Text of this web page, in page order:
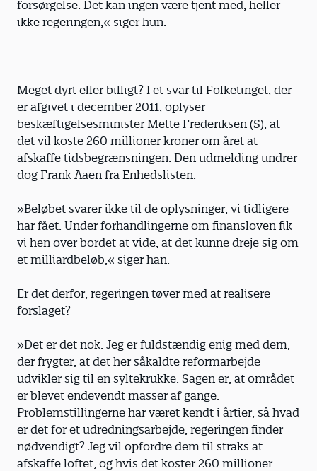
forsørgelse. Det kan ingen være tjent med, heller
ikke regeringen,« siger hun.
Meget dyrt eller billigt? I et svar til Folketinget, der
er afgivet i december 2011, oplyser
beskæftigelsesminister Mette Frederiksen (S), at
det vil koste 260 millioner kroner om året at
afskaffe tidsbegrænsningen. Den udmelding undrer
dog Frank Aaen fra Enhedslisten.
»Beløbet svarer ikke til de oplysninger, vi tidligere
har fået. Under forhandlingerne om finansloven fik
vi hen over bordet at vide, at det kunne dreje sig om
et milliard­beløb,« siger han.
Er det derfor, regeringen tøver med at realisere
forslaget?
»Det er det nok. Jeg er fuldstændig enig med dem,
der frygter, at det her såkaldte reformarbejde
udvikler sig til en syltekrukke. Sagen er, at området
er blevet endevendt masser af gange.
Problemstillingerne har været kendt i årtier, så hvad
er det for et udredningsarbejde, regeringen finder
nødvendigt? Jeg vil opfordre dem til straks at
afskaffe loftet, og hvis det koster 260 millioner